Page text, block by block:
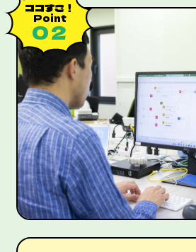
ココすご！
Point
０２